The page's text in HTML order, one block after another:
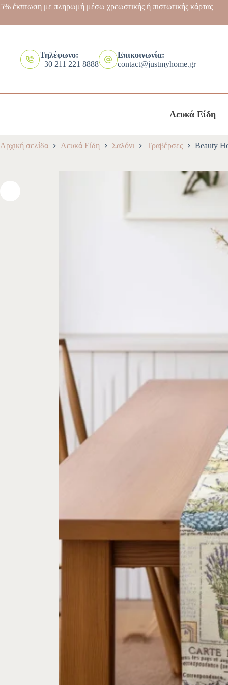
5% έκπτωση με πληρωμή μέσω χρεωστικής ή πιστωτικής κάρτας
Τηλέφωνο:
+30 211 221 8888
Επικοινωνία:
contact@justmyhome.gr
Λευκά Είδη
Αρχική σελίδα Λευκά Είδη Σαλόνι Τραβέρσες Beauty